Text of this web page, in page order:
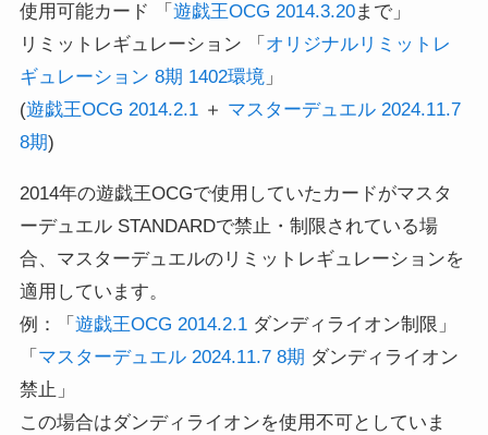
使用可能カード 「 遊戯王OCG 2014.3.20まで」
リミットレギュレーション 「 オリジナルリミットレ
ギュレーション 8期 1402環境」
(遊戯王OCG 2014.2.1＋ マスターデュエル 2024.11.7
8期)
2014年の遊戯王OCGで使用していたカードがマスタ
ーデュエル STANDARDで禁止・制限されている場
合、マスターデュエルのリミットレギュレーションを
適用しています。
例：「 遊戯王OCG 2014.2.1ダンディライオン制限」
「 マスターデュエル 2024.11.7 8期 ダンディライオン
禁止」
この場合はダンディライオンを使用不可としていま